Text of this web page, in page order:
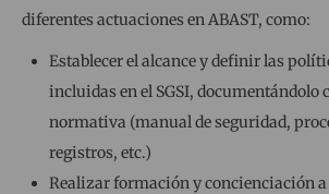
diferentes actuaciones en ABAST, como:
Establecer el alcance y definir las
incluidas en el SGSI, documentándolo
normativa (manual de seguridad,
registros, etc.)
Realizar formación y concienciación a